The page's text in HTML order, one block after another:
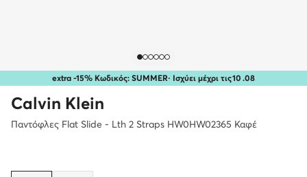
extra -15% Κωδικός: SUMMER· Ισχύει μέχρι τις10 .08
Calvin Klein
Παντόφλες Flat Slide - Lth 2 Straps HW0HW02365 Καφέ